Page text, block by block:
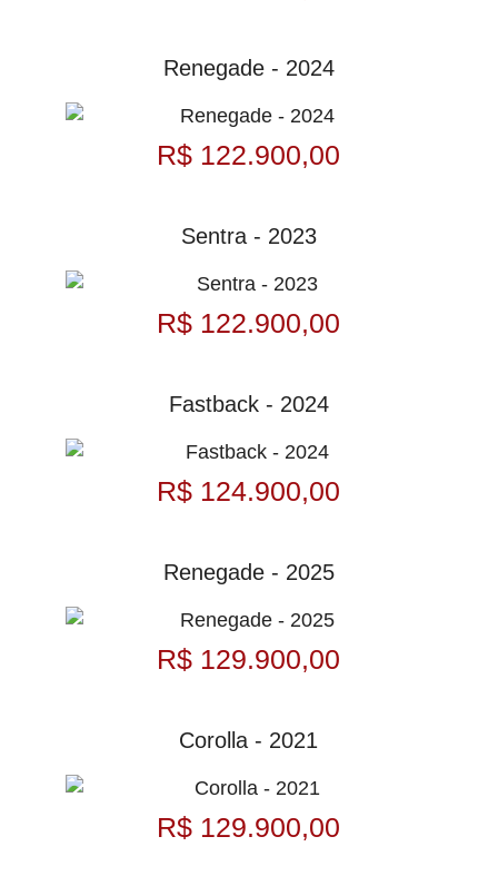
Renegade - 2024
R$ 122.900,00
Sentra - 2023
R$ 122.900,00
Fastback - 2024
R$ 124.900,00
Renegade - 2025
R$ 129.900,00
Corolla - 2021
R$ 129.900,00